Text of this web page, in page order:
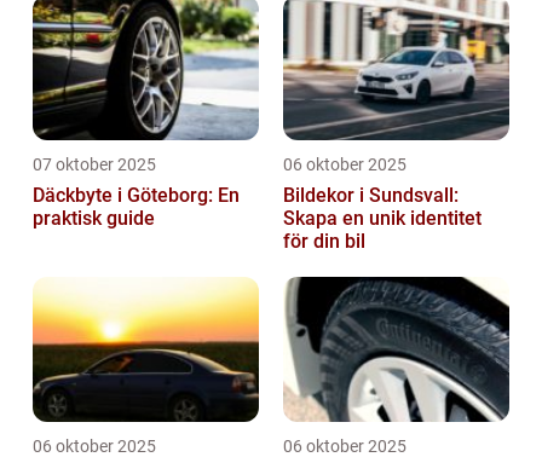
07 oktober 2025
Däckbyte i Göteborg: En
praktisk guide
06 oktober 2025
Bildekor i Sundsvall:
Skapa en unik identitet
för din bil
06 oktober 2025 06 oktober 2025